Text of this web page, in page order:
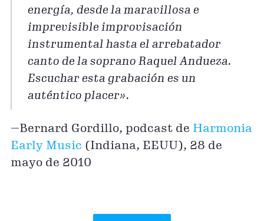
energía, desde la maravillosa e
imprevisible improvisación
instrumental hasta el arrebatador
canto de la soprano Raquel Andueza.
Escuchar esta grabación es un
auténtico placer».
—Bernard Gordillo, podcast de Harmonia
Early Music (Indiana, EEUU), 28 de
mayo de 2010